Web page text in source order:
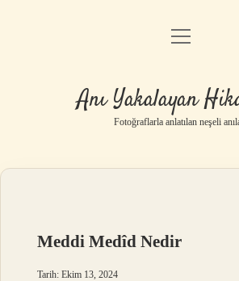
Anasayfa
Yasal Uyarı
menüyü
Anı Yakalayan
Fotoğraflarla anlatılan neşeli
Meddi Medîd Nedir
Tarih: Ekim 13, 2024